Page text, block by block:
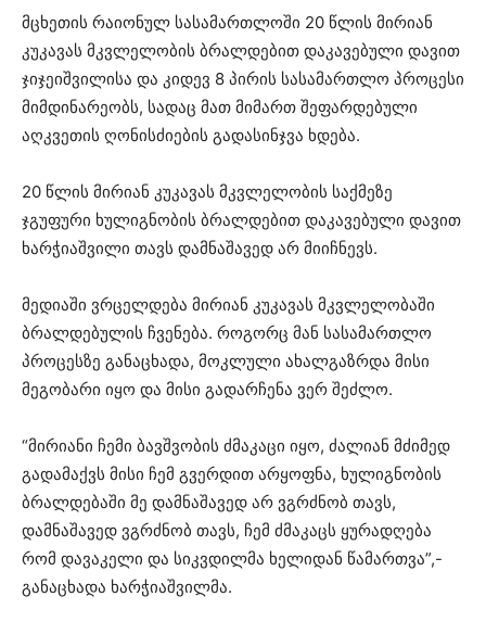
მცხეთის რაიონულ სასამართლოში 20 წლის მირიან
კუკავას მკვლელობის ბრალდებით დაკავებული დავით
ჯიჯეიშვილისა და კიდევ 8 პირის სასამართლო პროცესი
მიმდინარეობს, სადაც მათ მიმართ შეფარდებული
აღკვეთის ღონისძიების გადასინჯვა ხდება.
20 წლის მირიან კუკავას მკვლელობის საქმეზე
ჯგუფური ხულიგნობის ბრალდებით დაკავებული დავით
ხარჭიაშვილი თავს დამნაშავედ არ მიიჩნევს.
მედიაში ვრცელდება მირიან კუკავას მკვლელობაში
ბრალდებულის ჩვენება. როგორც მან სასამართლო
პროცესზე განაცხადა, მოკლული ახალგაზრდა მისი
მეგობარი იყო და მისი გადარჩენა ვერ შეძლო.
“მირიანი ჩემი ბავშვობის ძმაკაცი იყო, ძალიან მძიმედ
გადამაქვს მისი ჩემ გვერდით არყოფნა, ხულიგნობის
ბრალდებაში მე დამნაშავედ არ ვგრძნობ თავს,
დამნაშავედ ვგრძნობ თავს, ჩემ ძმაკაცს ყურადღება
რომ დავაკელი და სიკვდილმა ხელიდან წამართვა”,-
განაცხადა ხარჭიაშვილმა.